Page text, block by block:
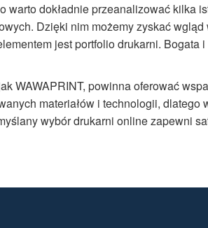
warto dokładnie przeanalizować kilka
Dzięki nim możemy zyskać
jest portfolio drukarni. Bogata
WAWAPRINT, powinna oferować
materiałów i technologii, dlatego
wybór drukarni online zapewni